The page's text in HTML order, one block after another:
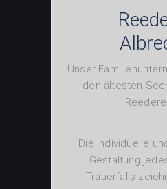
Unser
den ältesten
Die individuelle
Gestaltung
Trauerfalls